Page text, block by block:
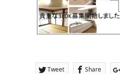
Tweet Share